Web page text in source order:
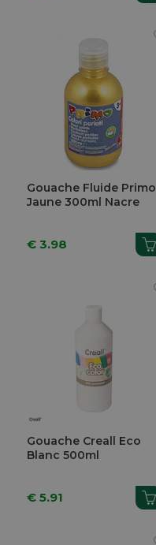
Gouache Fluide Primo
Jaune 300ml Nacre
€ 3.98
Gouache Creall Eco
Blanc 500ml
€ 5.91